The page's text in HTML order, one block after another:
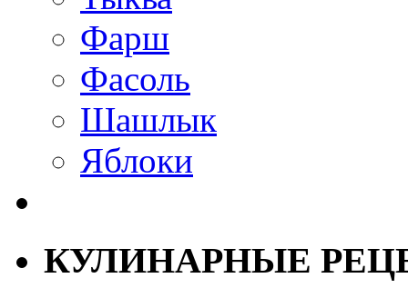
Фарш
Фасоль
Шашлык
Яблоки
КУЛИНАРНЫЕ